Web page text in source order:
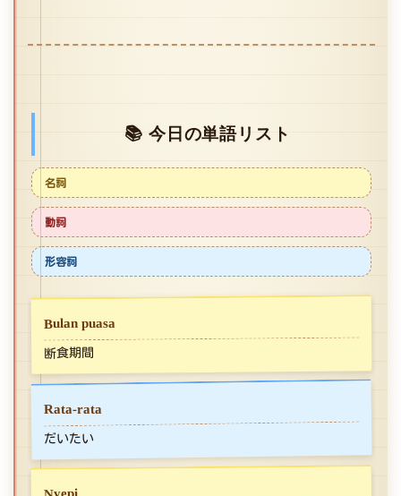
📚 今日の単語リスト
名詞
動詞
形容詞
Bulan puasa
断食期間
Rata-rata
だいたい